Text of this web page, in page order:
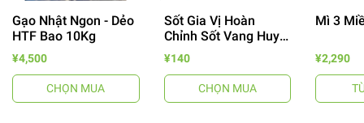
- 64%
Gạo Nhật Ngon - Dẻo
HTF Bao 10Kg
¥4,500
CHỌN MUA
Sốt Gia Vị Hoàn
Chỉnh Sốt Vang Huy
Tuấn
¥140
CHỌN MUA
Mì 3
¥2,290